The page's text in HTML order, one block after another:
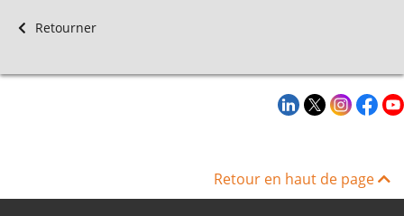
Retourner
Retour en haut de page